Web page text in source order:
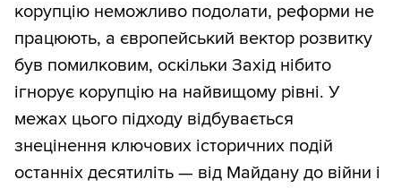
корупцію неможливо подолати, реформи не
працюють, а європейський вектор розвитку
був помилковим, оскільки Захід нібито
ігнорує корупцію на найвищому рівні. У
межах цього підходу відбувається
знецінення ключових історичних подій
останніх десятиліть — від Майдану до війни і